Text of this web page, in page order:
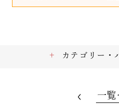
カテゴリー・
一覧